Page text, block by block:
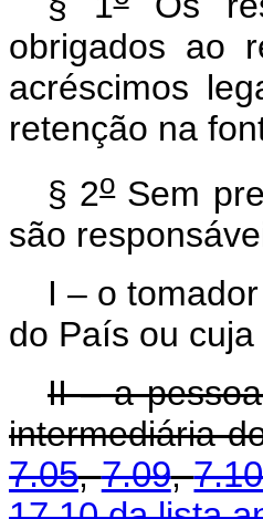
obrigados ao
acréscimos
retenção na
§ 2oSem
são
I – o
do País ou
II – a
intermediária
7.05,7.09,7.10